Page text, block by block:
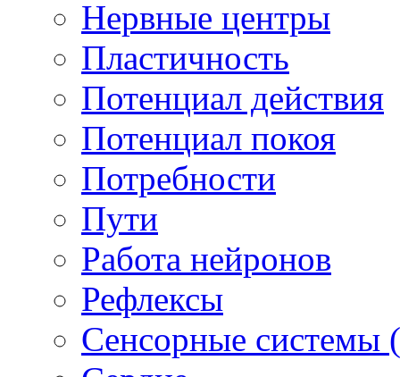
Нервные центры
Пластичность
Потенциал действия
Потенциал покоя
Потребности
Пути
Работа нейронов
Рефлексы
Сенсорные системы